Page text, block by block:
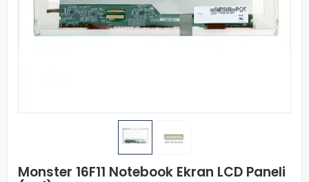
Monster 16F11 Notebook Ekran LCD Paneli